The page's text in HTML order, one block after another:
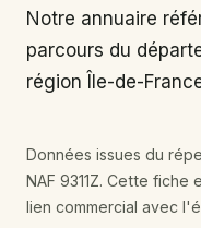
Notre annuaire
parcours du
région Île-de-
Données issues du
NAF 9311Z. Cette
lien commercial avec